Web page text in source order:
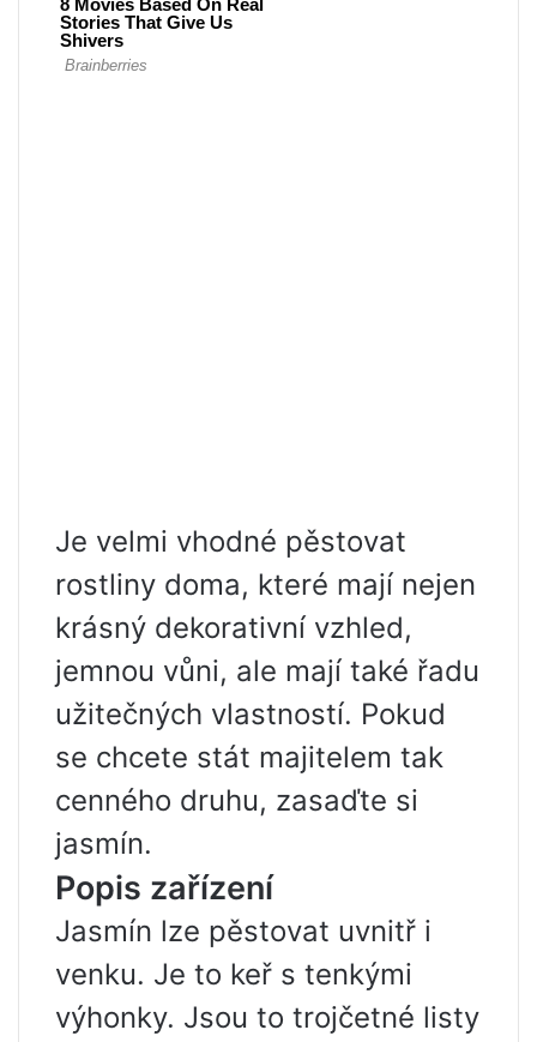
Je velmi vhodné pěstovat
rostliny doma, které mají nejen
krásný dekorativní vzhled,
jemnou vůni, ale mají také řadu
užitečných vlastností. Pokud
se chcete stát majitelem tak
cenného druhu, zasaďte si
jasmín.
Popis zařízení
Jasmín lze pěstovat uvnitř i
venku. Je to keř s tenkými
výhonky. Jsou to trojčetné listy